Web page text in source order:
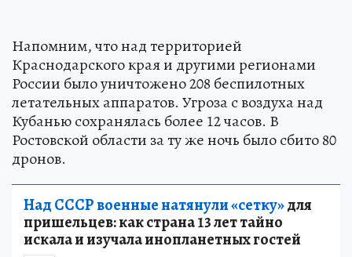
Напомним, что над территорией
Краснодарского края и другими регионами
России было уничтожено 208 беспилотных
летательных аппаратов. Угроза с воздуха над
Кубанью сохранялась более 12 часов. В
Ростовской области за ту же ночь было сбито 80
дронов.
Над СССР военные натянули «сетку»для
пришельцев: как страна 13 лет тайно
искала и изучала инопланетных гостей